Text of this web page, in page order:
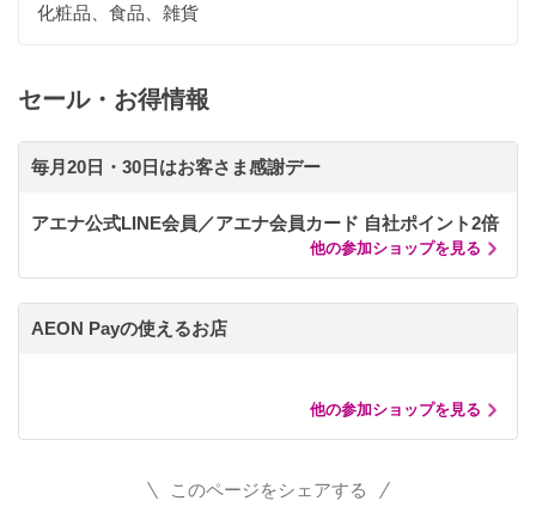
化粧品、食品、雑貨
セール・お得情報
毎月20日・30日はお客さま感謝デー
アエナ公式LINE会員／アエナ会員カード 自社ポイント2倍
他の参加ショップを見る
AEON Payの使えるお店
他の参加ショップを見る
このページをシェアする